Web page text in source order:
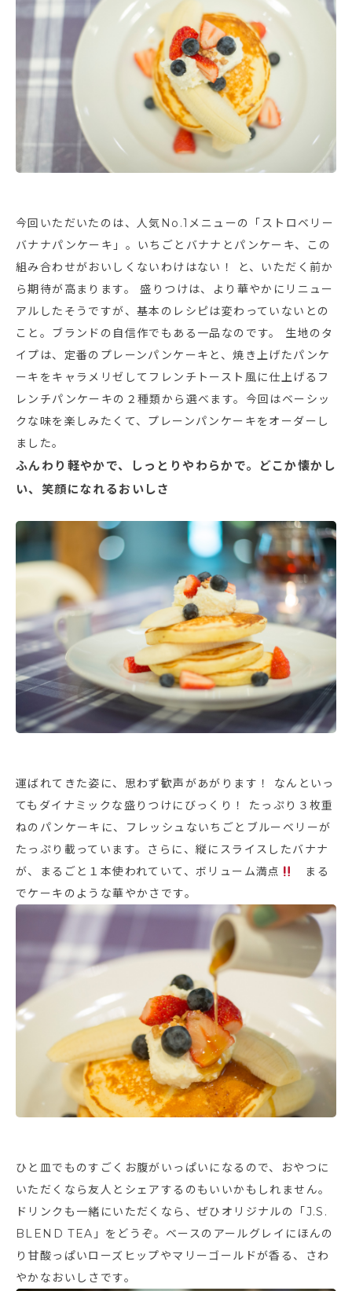
今回いただいたのは、人気No.1メニューの「ストロベリー
バナナパンケーキ」。いちごとバナナとパンケーキ、この
組み合わせがおいしくないわけはない！ と、いただく前か
ら期待が高まります。 盛りつけは、より華やかにリニュー
アルしたそうですが、基本のレシピは変わっていないとの
こと。ブランドの自信作でもある一品なのです。 生地のタ
イプは、定番のプレーンパンケーキと、焼き上げたパンケ
ーキをキャラメリゼしてフレンチトースト風に仕上げるフ
レンチパンケーキの２種類から選べます。今回はベーシッ
クな味を楽しみたくて、プレーンパンケーキをオーダーし
ました。
ふんわり軽やかで、しっとりやわらかで。どこか懐かし
い、笑顔になれるおいしさ
運ばれてきた姿に、思わず歓声があがります！ なんといっ
てもダイナミックな盛りつけにびっくり！ たっぷり３枚重
ねのパンケーキに、フレッシュないちごとブルーベリーが
たっぷり載っています。さらに、縦にスライスしたバナナ
が、まるごと１本使われていて、ボリューム満点
まる
でケーキのような華やかさです。
ひと皿でものすごくお腹がいっぱいになるので、おやつに
いただくなら友人とシェアするのもいいかもしれません。
ドリンクも一緒にいただくなら、ぜひオリジナルの「J.S.
BLEND TEA」をどうぞ。ベースのアールグレイにほんの
り甘酸っぱいローズヒップやマリーゴールドが香る、さわ
やかなおいしさです。